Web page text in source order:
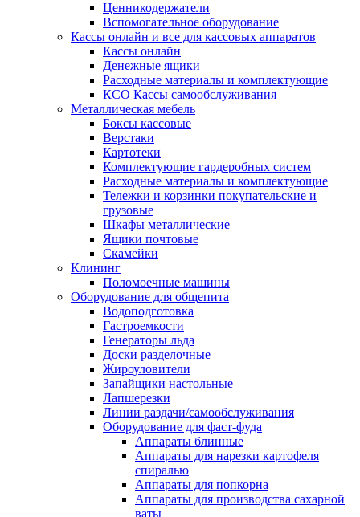
Ценникодержатели
Вспомогательное оборудование
Кассы онлайн и все для кассовых аппаратов
Кассы онлайн
Денежные ящики
Расходные материалы и комплектующие
КСО Кассы самообслуживания
Металлическая мебель
Боксы кассовые
Верстаки
Картотеки
Комплектующие гардеробных систем
Расходные материалы и комплектующие
Тележки и корзинки покупательские и
грузовые
Шкафы металлические
Ящики почтовые
Скамейки
Клининг
Поломоечные машины
Оборудование для общепита
Водоподготовка
Гастроемкости
Генераторы льда
Доски разделочные
Жироуловители
Запайщики настольные
Лапшерезки
Линии раздачи/самообслуживания
Оборудование для фаст-фуда
Аппараты блинные
Аппараты для нарезки картофеля
спиралью
Аппараты для попкорна
Аппараты для производства сахарной
ваты